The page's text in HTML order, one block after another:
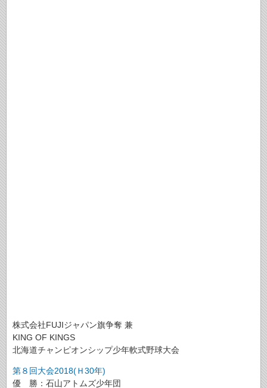
株式会社FUJIジャパン旗争奪 兼
KING OF KINGS
北海道チャンピオンシップ少年軟式野球大会
第８回大会2018(Ｈ30年)
優 勝：石山アトムズ少年団